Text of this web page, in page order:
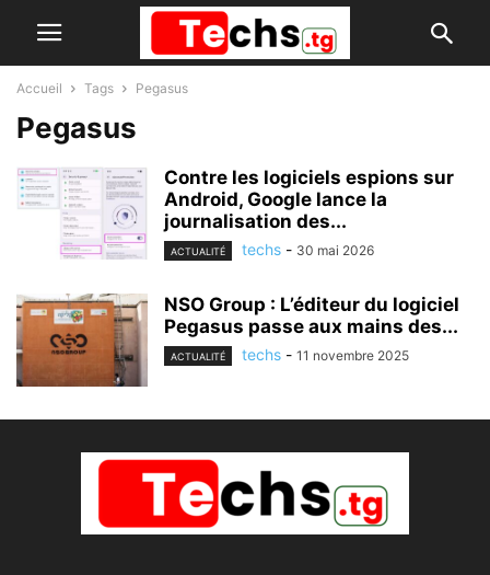
Accueil Tags Pegasus
Pegasus
Contre les logiciels espions sur
Android, Google lance la
journalisation des...
ACTUALITÉ techs - 30 mai 2026
NSO Group : L’éditeur du logiciel
Pegasus passe aux mains des...
ACTUALITÉ techs - 11 novembre 2025